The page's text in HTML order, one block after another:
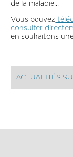
de la maladie...
Vous pouvez
consulter
en souhaitons
ACTUALITÉS